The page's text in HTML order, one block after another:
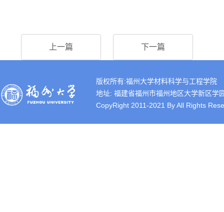
上一篇 下一篇
版权所有:福州大学材料科学与工程学院
地址: 福建省福州市福州地区大学新区
CopyRight 2011-2021 By All Rights